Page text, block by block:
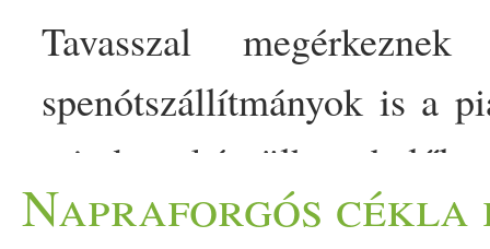
Tavasszal
spenótszállítmányok is a
minden készülhet
fogyasztani ezt a
Napraforgós